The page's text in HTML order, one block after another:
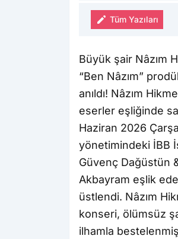
Tüm Yazıları
Büyük şair Nâzım
“Ben Nâzım”
anıldı! Nâzım
eserler eşliğinde
Haziran 2026
yönetimindeki İBB
Güvenç Dağüstün
Akbayram eşlik
üstlendi. Nâzım
konseri, ölümsüz
ilhamla